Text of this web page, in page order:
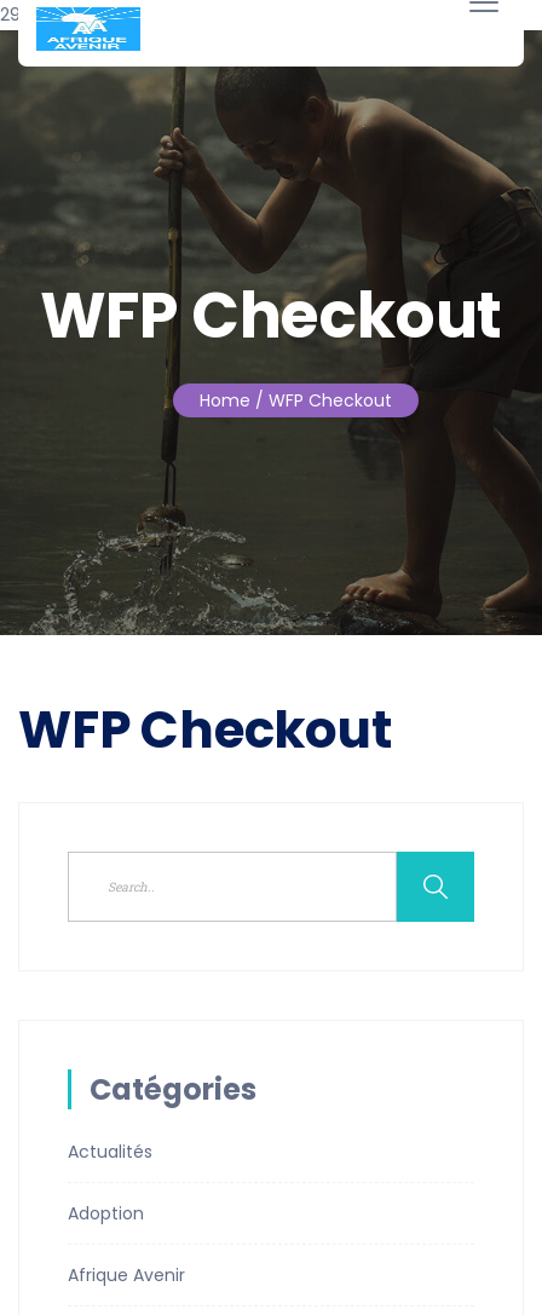
29 août 2024
WFP Checkout
Home / WFP Checkout
WFP Checkout
Catégories
Actualités
Adoption
Afrique Avenir